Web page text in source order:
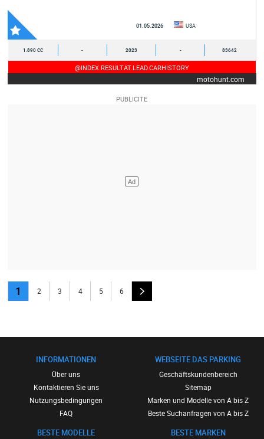
01.05.2026 USA
1.890 CC - 2023 - 83642
@INDEX.RESULTAT.LEAD.CARHISTORY
motohunt.com
1 2 3 4 5 6
INFORMATIONEN
Über uns
Kontaktieren Sie uns
Nutzungsbedingungen
FAQ
BESTE MODELLE
WEBSEITE DAS PARKING
Geschäftskundenbereich
Sitemap
Marken und Modelle von A bis Z
Beste Suchanfragen von A bis Z
BESTE MARKEN